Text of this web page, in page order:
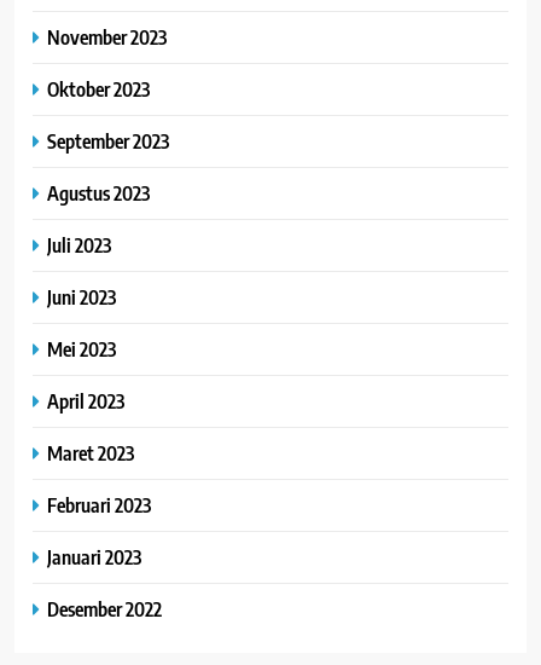
November 2023
Oktober 2023
September 2023
Agustus 2023
Juli 2023
Juni 2023
Mei 2023
April 2023
Maret 2023
Februari 2023
Januari 2023
Desember 2022